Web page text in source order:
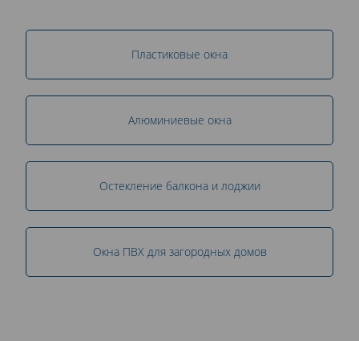
Пластиковые окна
Алюминиевые окна
Остекление балкона и лоджии
Окна ПВХ для загородных домов